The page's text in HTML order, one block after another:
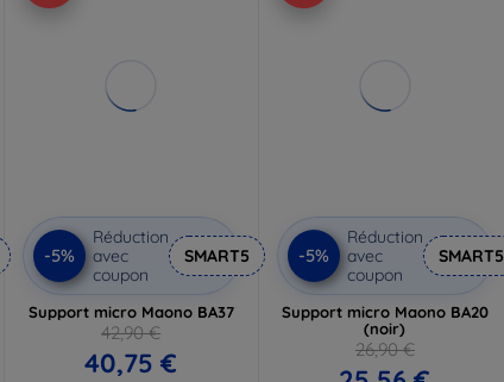
-5%
Réduction
avec
coupon
SMART5
Support micro Maono BA37
42,90 €
40,75 €
-5%
Réduction
avec
coupon
SMART5
Support micro Maono BA20
(noir)
26,90 €